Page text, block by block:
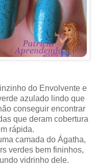
do Envolvente e
azulado lindo que
conseguir encontrar
que deram cobertura
rápida.
camada do Ágatha,
verdes bem fininhos,
vidrinho dele.